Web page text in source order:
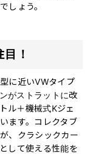
しょう。
！
に近いVWタイプ
がストラットに改
ル＋機械式Kジェ
ます。コレクタブ
、クラシックカー
して使える性能を